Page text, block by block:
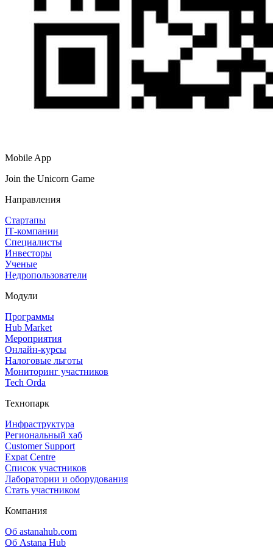
Mobile App
Join the Unicorn Game
Направления
Стартапы
IT‑компании
Специалисты
Инвесторы
Ученые
Недропользователи
Модули
Программы
Hub Market
Мероприятия
Онлайн‑курсы
Налоговые льготы
Мониторинг участников
Tech Orda
Технопарк
Инфраструктура
Региональный хаб
Customer Support
Expat Centre
Список участников
Лаборатории и оборудования
Стать участником
Компания
Об astanahub.com
Об Astana Hub